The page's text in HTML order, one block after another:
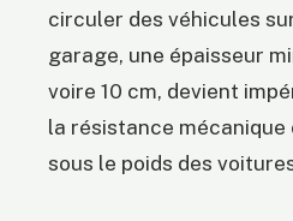
circuler des véhicules
garage, une épaisseur
voire 10 cm, devient
la résistance
sous le poids des